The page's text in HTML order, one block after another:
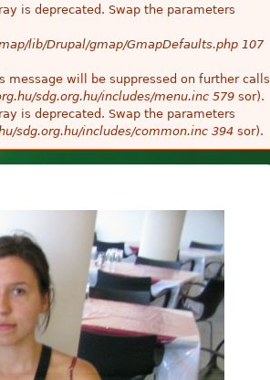
is deprecated. Swap the parameters
lib/Drupal/gmap/GmapDefaults.php 107
message will be suppressed on further calls
sdg.org.hu/includes/menu.inc 579 sor).
is deprecated. Swap the parameters
sdg.org.hu/includes/common.inc 394 sor).